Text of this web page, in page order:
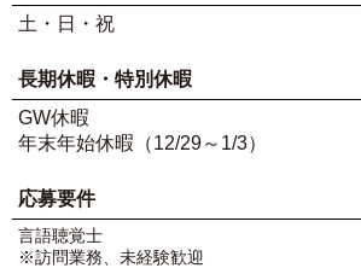
土・日・祝
長期休暇・特別休暇
GW休暇
年末年始休暇（12/29～1/3）
応募要件
言語聴覚士
※訪問業務、未経験歓迎